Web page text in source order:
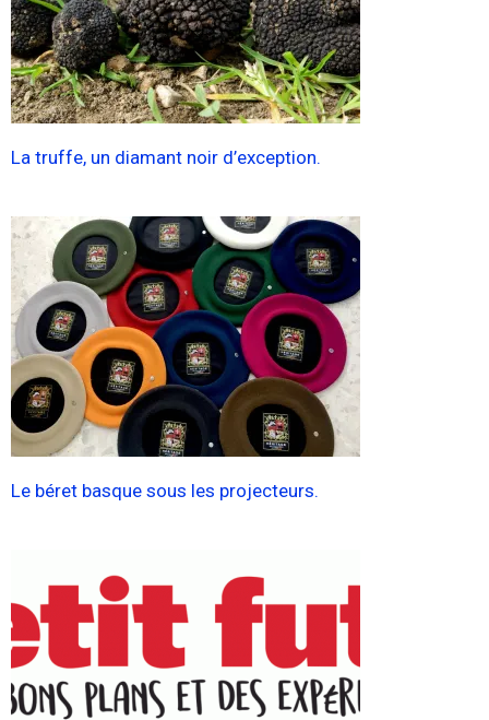
La truffe, un diamant noir d’exception.
Le béret basque sous les projecteurs.